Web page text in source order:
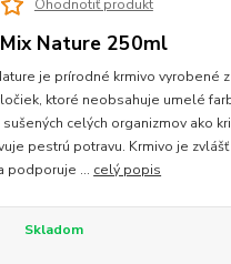
Ohodnotiť produkt
Nature 250ml
je prírodné krmivo vyrobené
ktoré neobsahuje umelé
celých organizmov ako
pestrú potravu. Krmivo je
podporuje ... celý popis
Skladom